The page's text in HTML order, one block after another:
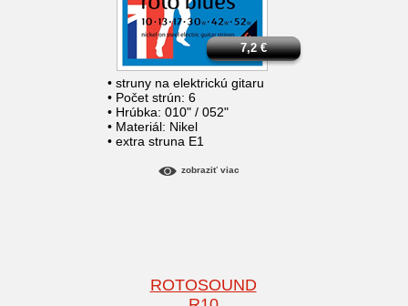
• struny na elektrickú gitaru
• Počet strún: 6
• Hrúbka: 010" / 052"
• Materiál: Nikel
• extra struna E1
7,2€
zobraziť viac
ROTOSOUND